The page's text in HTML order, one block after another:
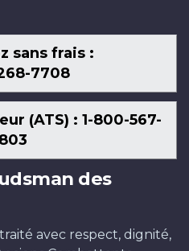
sans frais :
7708
(ATS) : 1-800-567-
des
avec respect, dignité,